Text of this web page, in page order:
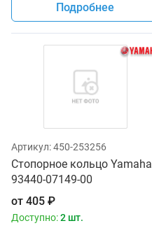
Подробнее
Артикул:450-253256
Стопорное кольцо Yamaha
93440-07149-00
от 405 ₽
Доступно:2 шт.